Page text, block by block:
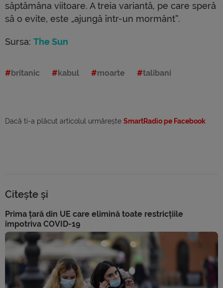
săptămâna viitoare. A treia variantă, pe care speră
să o evite, este „ajungă într-un mormânt”.
Sursa: The Sun
britanic kabul moarte talibani
Dacă ti-a plăcut articolul urmărește SmartRadio pe Facebook
Citește și
Prima țară din UE care elimină toate restricțiile
împotriva COVID-19